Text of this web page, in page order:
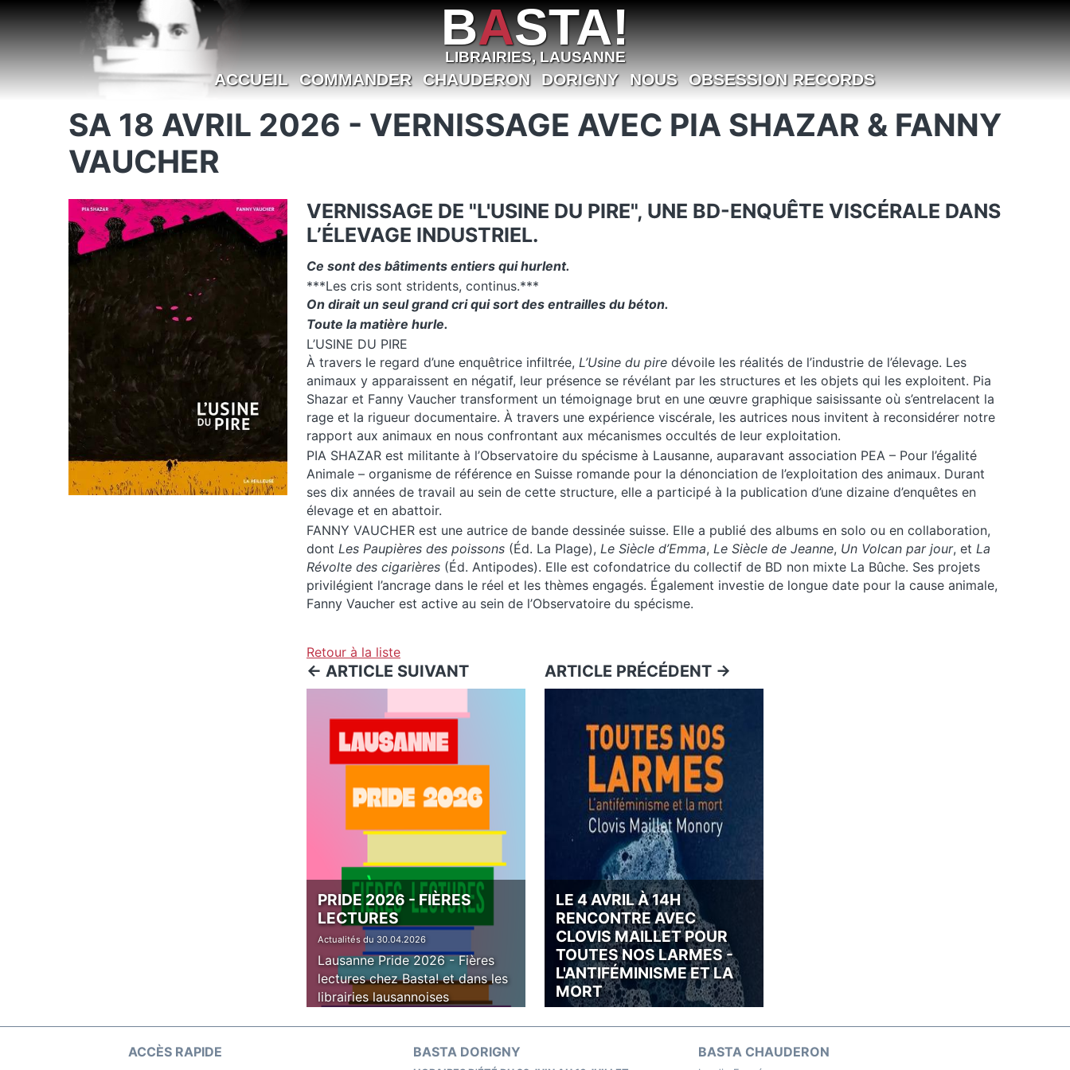
BASTA!
LIBRAIRIES, LAUSANNE
ACCUEIL COMMANDER CHAUDERON DORIGNY NOUS OBSESSION RECORDS
SA 18 AVRIL 2026 - VERNISSAGE AVEC PIA SHAZAR & FANNY
VAUCHER
VERNISSAGE DE "L'USINE DU PIRE", UNE BD-ENQUÊTE VISCÉRALE DANS
L’ÉLEVAGE INDUSTRIEL.
Ce sont des bâtiments entiers qui hurlent.
***Les cris sont stridents, continus.***
On dirait un seul grand cri qui sort des entrailles du béton.
Toute la matière hurle.
L’USINE DU PIRE
À travers le regard d’une enquêtrice infiltrée, L’Usine du pire dévoile les réalités de l’industrie de l’élevage. Les
animaux y apparaissent en négatif, leur présence se révélant par les structures et les objets qui les exploitent. Pia
Shazar et Fanny Vaucher transforment un témoignage brut en une œuvre graphique saisissante où s’entrelacent la
rage et la rigueur documentaire. À travers une expérience viscérale, les autrices nous invitent à reconsidérer notre
rapport aux animaux en nous confrontant aux mécanismes occultés de leur exploitation.
PIA SHAZAR est militante à l’Observatoire du spécisme à Lausanne, auparavant association PEA – Pour l’égalité
Animale – organisme de référence en Suisse romande pour la dénonciation de l’exploitation des animaux. Durant
ses dix années de travail au sein de cette structure, elle a participé à la publication d’une dizaine d’enquêtes en
élevage et en abattoir.
FANNY VAUCHER est une autrice de bande dessinée suisse. Elle a publié des albums en solo ou en collaboration,
dont Les Paupières des poissons (Éd. La Plage), Le Siècle d’Emma, Le Siècle de Jeanne, Un Volcan par jour, et La
Révolte des cigarières (Éd. Antipodes). Elle est cofondatrice du collectif de BD non mixte La Bûche. Ses projets
privilégient l’ancrage dans le réel et les thèmes engagés. Également investie de longue date pour la cause animale,
Fanny Vaucher est active au sein de l’Observatoire du spécisme.
Retour à la liste
<- ARTICLE SUIVANT
PRIDE 2026 - FIÈRES
LECTURES
Actualités du 30.04.2026
Lausanne Pride 2026 - Fières
lectures chez Basta! et dans les
librairies lausannoises
ARTICLE PRÉCÉDENT ->
LE 4 AVRIL À 14H
RENCONTRE AVEC
CLOVIS MAILLET POUR
TOUTES NOS LARMES -
L'ANTIFÉMINISME ET LA
MORT
ACCÈS RAPIDE BASTA DORIGNY BASTA CHAUDERON